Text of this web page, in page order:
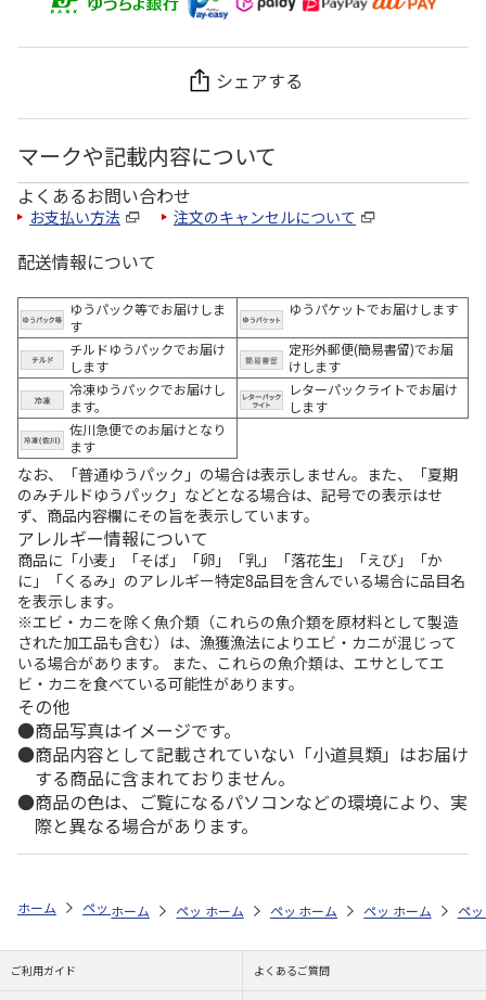
シェアする
マークや記載内容について
よくあるお問い合わせ
お支払い方法 注文のキャンセルについて
配送情報について
ゆうパック等でお届けしま
す
ゆうパケットでお届けします
チルドゆうパックでお届け
します
定形外郵便(簡易書留)でお届
けします
冷凍ゆうパックでお届けし
ます。
レターパックライトでお届け
します
佐川急便でのお届けとなり
ます
なお、「普通ゆうパック」の場合は表示しません。また、「夏期
のみチルドゆうパック」などとなる場合は、記号での表示はせ
ず、商品内容欄にその旨を表示しています。
アレルギー情報について
商品に「小麦」「そば」「卵」「乳」「落花生」「えび」「か
に」「くるみ」のアレルギー特定8品目を含んでいる場合に品目名
を表示します。
※エビ・カニを除く魚介類（これらの魚介類を原材料として製造
された加工品も含む）は、漁獲漁法によりエビ・カニが混じって
いる場合があります。 また、これらの魚介類は、エサとしてエ
ビ・カニを食べている可能性があります。
その他
商品写真はイメージです。
商品内容として記載されていない「小道具類」はお届け
する商品に含まれておりません。
商品の色は、ご覧になるパソコンなどの環境により、実
際と異なる場合があります。
ホーム ペットストア フード フード（鳥用） インコ共通 近
ホーム ペットストア フード フード（鳥用） セ
ホーム ペットストア フード フード
ホーム ペットストア フ
ホーム ペ
ご利用ガイド よくあるご質問